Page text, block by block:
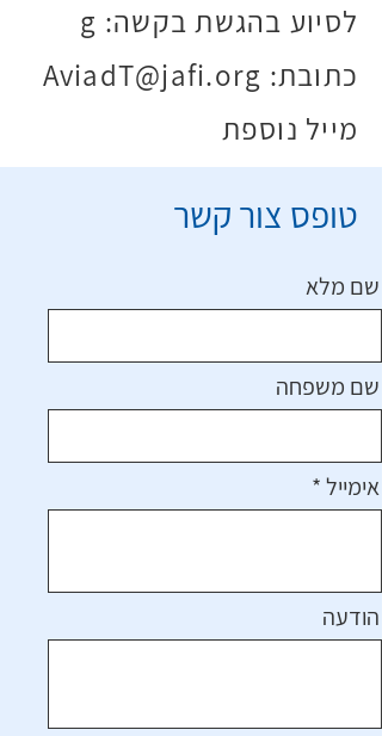
g :לסיוע בהגשת בקשה
AviadT@jafi.org :כתובת
מייל נוספת
טופס צור קשר
שם מלא
שם משפחה
אימייל
הודעה